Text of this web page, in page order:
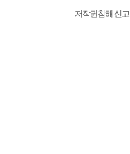
저작권침해 신고